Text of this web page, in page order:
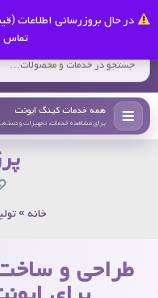
در حال بروزرسانی اطلاعات
تماس
کینگ ایونت
همه خدمات کینگ ایونت
برای مشاهده خدمات، تجهیزات و
خانه»
طراحی و
برای